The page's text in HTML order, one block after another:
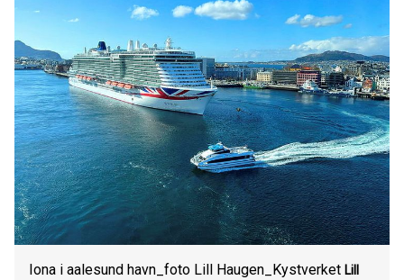
Iona i aalesund havn_foto Lill Haugen_Kystverket Lill